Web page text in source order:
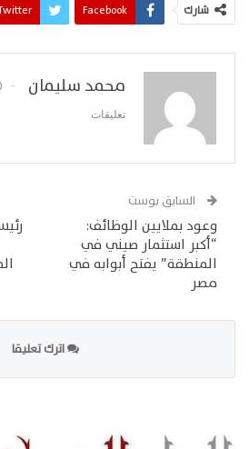
شارك Facebook
محمد سليمان 0
تعليقات
السابق بوست
وعود بملايين الوظائف:
“أكبر استثمار صيني في
المنطقة” يفتح أبوابه في
مصر
اترك تعليقا